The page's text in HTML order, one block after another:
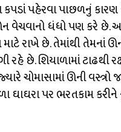
પહેરવા પાછળનું કારણ
વેચવાનો ધંધો પણ કરે છે.
રાખે છે. તેમાંથી તેમનાં
રહે છે. શિયાળામાં ટાઢથી
ચોમાસામાં ઊની
ઘાઘરા પર ભરતકામ